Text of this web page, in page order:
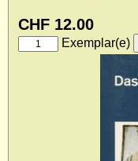
Allgemeine
Widerruf
Newsletter kostenlos
CHF 12.00
Exemplar(e)